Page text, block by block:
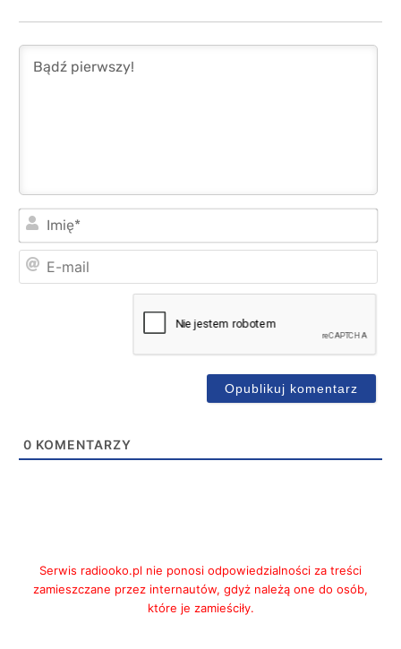
0 KOMENTARZY
Serwis radiooko.pl nie ponosi odpowiedzialności za treści
zamieszczane przez internautów, gdyż należą one do osób,
które je zamieściły.